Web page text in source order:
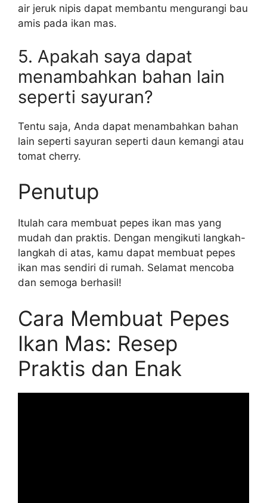
air jeruk nipis dapat membantu mengurangi bau
amis pada ikan mas.
5. Apakah saya dapat
menambahkan bahan lain
seperti sayuran?
Tentu saja, Anda dapat menambahkan bahan
lain seperti sayuran seperti daun kemangi atau
tomat cherry.
Penutup
Itulah cara membuat pepes ikan mas yang
mudah dan praktis. Dengan mengikuti langkah-
langkah di atas, kamu dapat membuat pepes
ikan mas sendiri di rumah. Selamat mencoba
dan semoga berhasil!
Cara Membuat Pepes
Ikan Mas: Resep
Praktis dan Enak